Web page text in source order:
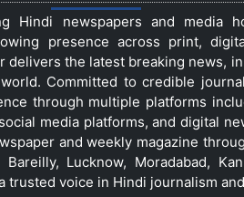
Hindi newspapers and media
presence across print,
the latest breaking news,
Committed to credible
through multiple platforms
media platforms, and digital
and weekly magazine
Lucknow, Moradabad,
trusted voice in Hindi journalism